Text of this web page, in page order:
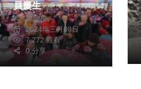
員慶生
陳朝枝
2024年三月08日
7,272 觀看
0 分享